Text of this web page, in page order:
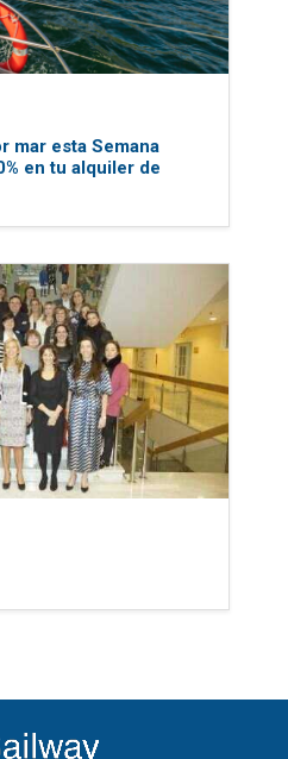
mar esta Semana
en tu alquiler de